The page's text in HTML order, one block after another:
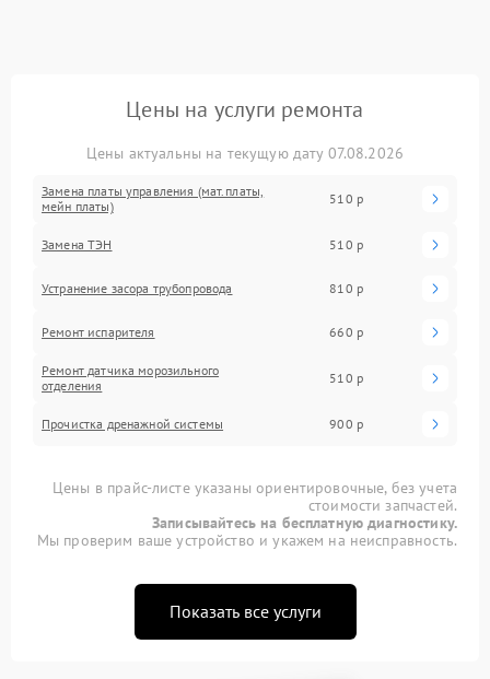
Цены на услуги ремонта
Цены актуальны на текущую дату 07.08.2026
Замена платы управления (мат.платы,
мейн платы)
510 р
Замена ТЭН 510 р
Устранение засора трубопровода 810 р
Ремонт испарителя 660 р
Ремонт датчика морозильного
отделения
510 р
Прочистка дренажной системы 900 р
Цены в прайс-листе указаны ориентировочные, без учета
стоимости запчастей.
Записывайтесь на бесплатную диагностику.
Мы проверим ваше устройство и укажем на неисправность.
Показать все услуги